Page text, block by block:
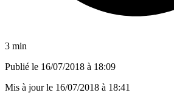
3 min
Publié le 16/07/2018 à 18:09
Mis à jour le 16/07/2018 à 18:41